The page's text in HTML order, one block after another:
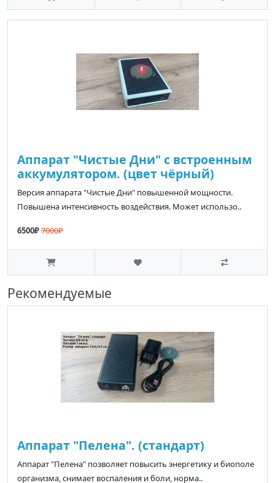
Аппарат "Чистые Дни" с встроенным
аккумулятором. (цвет чёрный)
Версия аппарата "Чистые Дни" повышенной мощности.
Повышена интенсивность воздействия. Может использо..
6500₽7000₽
Рекомендуемые
Аппарат "Пелена". (стандарт)
Аппарат "Пелена" позволяет повысить энергетику и биополе
организма, снимает воспаления и боли, норма..